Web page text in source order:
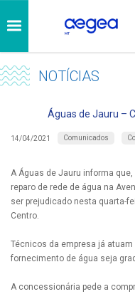
NOTÍCIAS
Águas de Jauru –
14/04/2021 Comunicados
A Águas de Jauru informa
reparo de rede de água na
ser prejudicado nesta quarta-
Centro.
Técnicos da empresa já
fornecimento de água seja
A concessionária pede a